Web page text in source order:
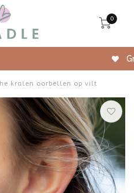
0
vanaf 50,-
kralen oorbellen op vilt